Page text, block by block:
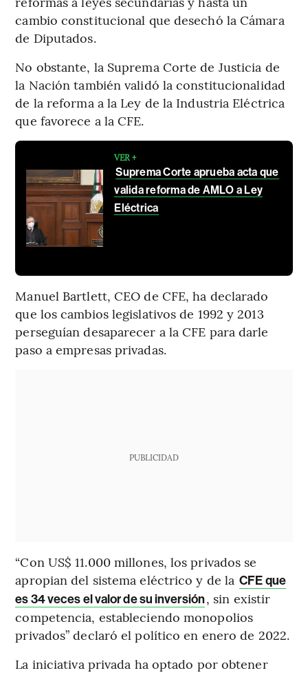
cambio constitucional que desechó la Cámara
de Diputados.
No obstante, la Suprema Corte de Justicia de
la Nación también validó la constitucionalidad
de la reforma a la Ley de la Industria Eléctrica
que favorece a la CFE.
VER +
Suprema Corte aprueba acta que
valida reforma de AMLO a Ley
Eléctrica
Manuel Bartlett, CEO de CFE, ha declarado
que los cambios legislativos de 1992 y 2013
perseguían desaparecer a la CFE para darle
paso a empresas privadas.
PUBLICIDAD
“Con US$ 11.000 millones, los privados se
apropian del sistema eléctrico y de la CFE que
es 34 veces el valor de su inversión, sin existir
competencia, estableciendo monopolios
privados” declaró el político en enero de 2022.
La iniciativa privada ha optado por obtener